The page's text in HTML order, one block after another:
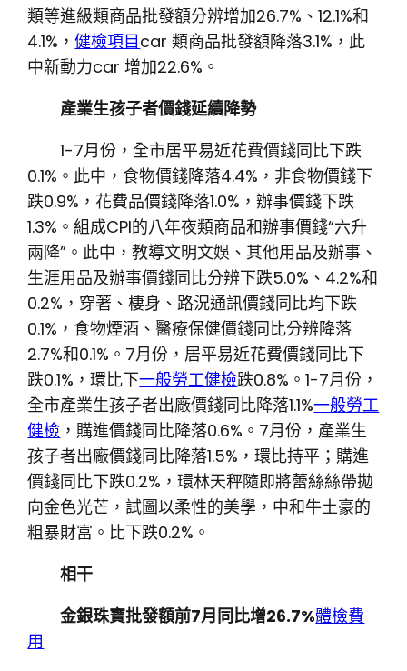
類等進級類商品批發額分辨增加26.7%、12.1%和
4.1%，健檢項目car 類商品批發額降落3.1%，此
中新動力car 增加22.6%。
產業生孩子者價錢延續降勢
1-7月份，全市居平易近花費價錢同比下跌
0.1%。此中，食物價錢降落4.4%，非食物價錢下
跌0.9%，花費品價錢降落1.0%，辦事價錢下跌
1.3%。組成CPI的八年夜類商品和辦事價錢“六升
兩降”。此中，教導文明文娛、其他用品及辦事、
生涯用品及辦事價錢同比分辨下跌5.0%、4.2%和
0.2%，穿著、棲身、路況通訊價錢同比均下跌
0.1%，食物煙酒、醫療保健價錢同比分辨降落
2.7%和0.1%。7月份，居平易近花費價錢同比下
跌0.1%，環比下一般勞工健檢跌0.8%。1-7月份，
全市產業生孩子者出廠價錢同比降落1.1%一般勞工
健檢 ，購進價錢同比降落0.6%。7月份，產業生
孩子者出廠價錢同比降落1.5%，環比持平；購進
價錢同比下跌0.2%，環林天秤隨即將蕾絲絲帶拋
向金色光芒，試圖以柔性的美學，中和牛土豪的
粗暴財富。比下跌0.2%。
相干
金銀珠寶批發額前7月同比增26.7%體檢費
用